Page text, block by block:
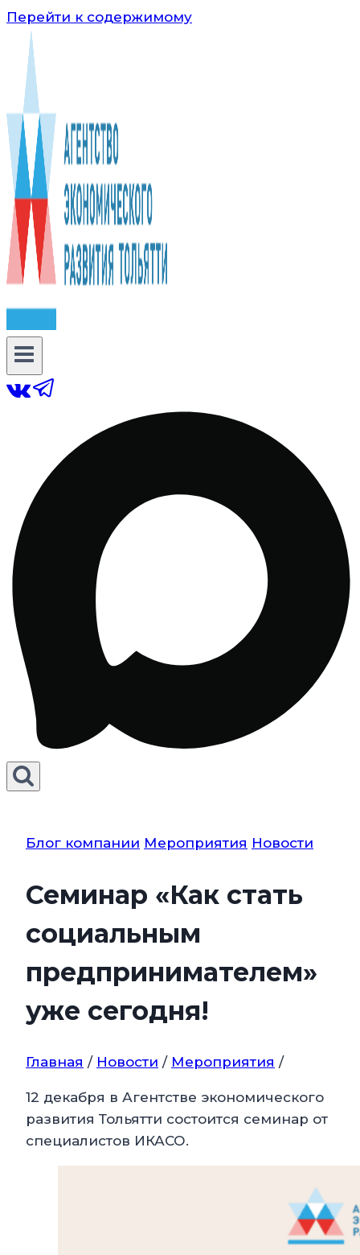
Перейти к содержимому
Блог компании Мероприятия Новости
Семинар «Как стать
социальным
предпринимателем»
уже сегодня!
Главная / Новости / Мероприятия /
12 декабря в Агентстве экономического
развития Тольятти состоится семинар от
специалистов ИКАСО.